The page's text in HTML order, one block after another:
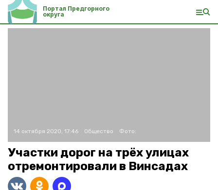
Портал Предгорного
округа
14 октября 2020, 17:46 Общество Фото:
Участки дорог на трёх улицах
отремонтировали в Винсадах